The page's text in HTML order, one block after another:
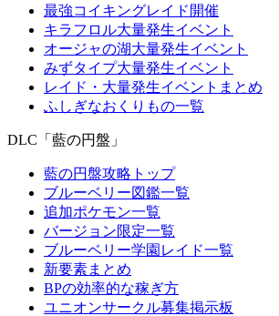
最強コイキングレイド開催
キラフロル大量発生イベント
オージャの湖大量発生イベント
みずタイプ大量発生イベント
レイド・大量発生イベントまとめ
ふしぎなおくりもの一覧
DLC「藍の円盤」
藍の円盤攻略トップ
ブルーベリー図鑑一覧
追加ポケモン一覧
バージョン限定一覧
ブルーベリー学園レイド一覧
新要素まとめ
BPの効率的な稼ぎ方
ユニオンサークル募集掲示板